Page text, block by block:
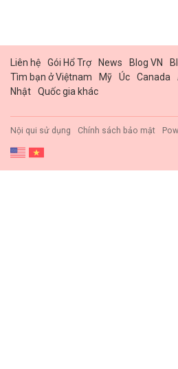
Liên hệ Gói Hổ Trợ News Blog VN
Tìm bạn ở Việtnam
Mỹ Úc Canada
Nhật
Quốc gia khác
Nội qui sử dụng Chính sách bảo mật